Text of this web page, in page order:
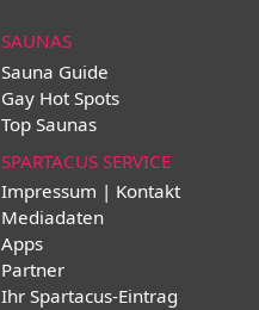
SAUNAS
Sauna Guide
Gay Hot Spots
Top Saunas
SPARTACUS SERVICE
Impressum | Kontakt
Mediadaten
Apps
Partner
Ihr Spartacus-Eintrag